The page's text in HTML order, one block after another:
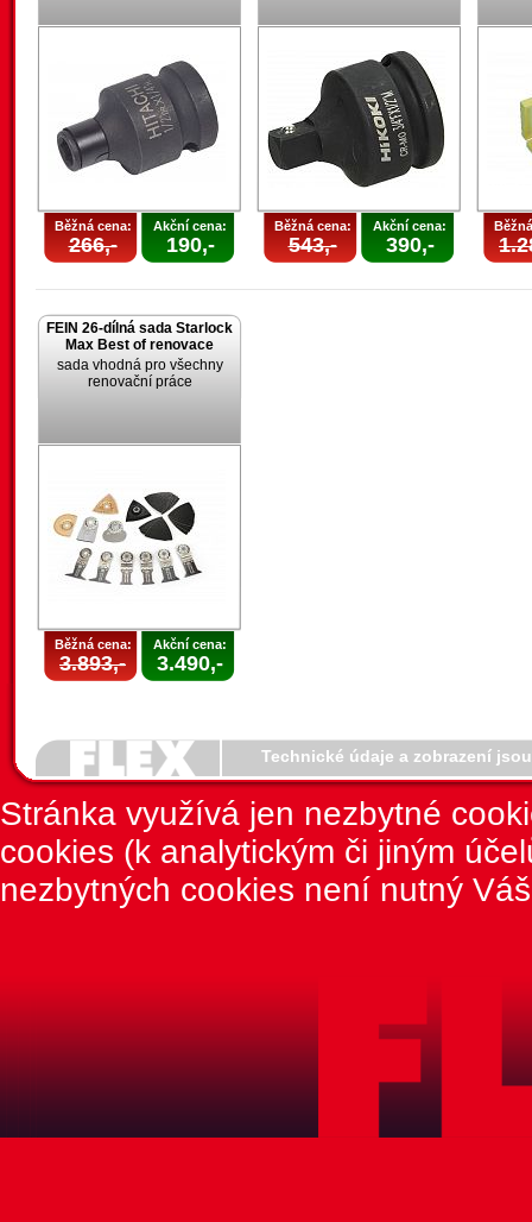
Běžná cena:
266,-
Akční cena:
190,-
Běžná cena:
543,-
Akční cena:
390,-
FEIN 26-dílná sada Starlock
Max Best of renovace
sada vhodná pro všechny
renovační práce
Běžná cena:
3.893,-
Akční cena:
3.490,-
Technické údaje a zobrazení
Stránka využívá jen nezbytné
cookies (k analytickým či jiným
nezbytných cookies není nutný